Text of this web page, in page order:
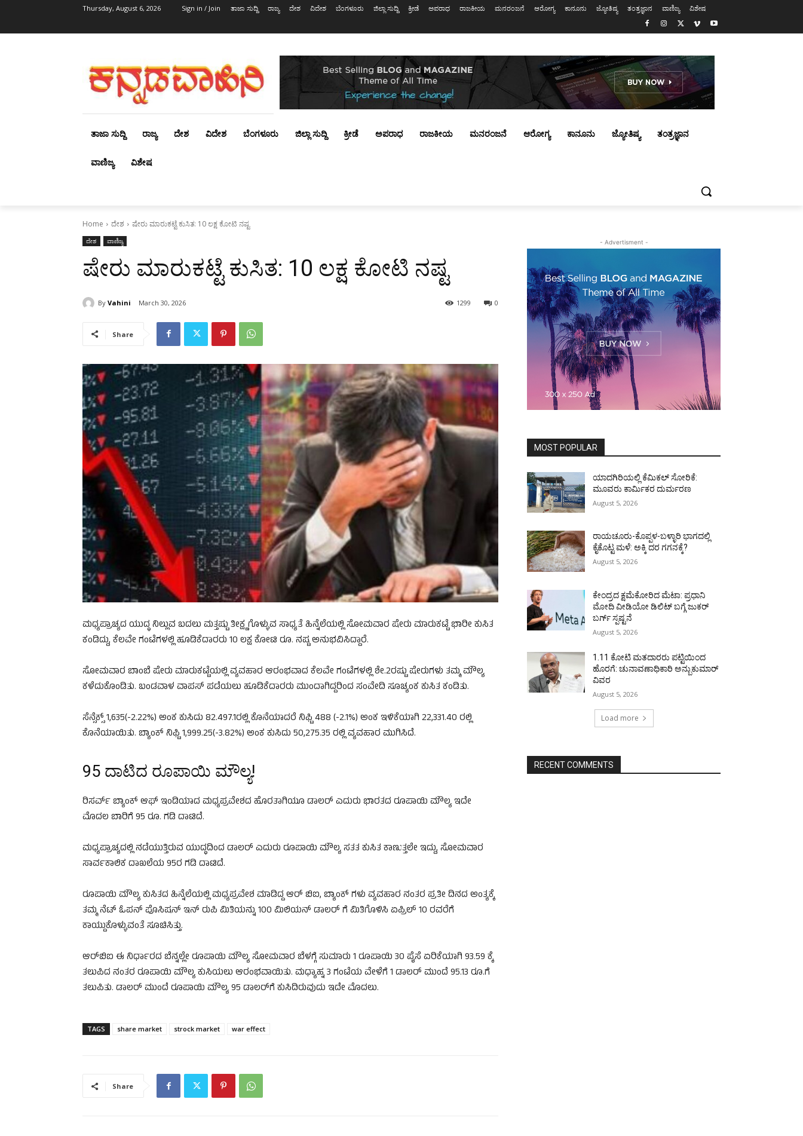
Thursday, August 6, 2026 Sign in / Join ತಾಜಾ ಸುದ್ದಿ ರಾಜ್ಯ ದೇಶ ವಿದೇಶ ಬೆಂಗಳೂರು ಜಿಲ್ಲಾ ಸುದ್ದಿ ಕ್ರೀಡೆ ಅಪರಾಧ ರಾಜಕೀಯ ಮನರಂಜನೆ ಆರೋಗ್ಯ ಕಾನೂನು ಜ್ಯೋತಿಷ್ಯ ತಂತ್ರಜ್ಞಾನ ವಾಣಿಜ್ಯ ವಿಶೇಷ
ತಾಜಾ ಸುದ್ದಿ ರಾಜ್ಯ ದೇಶ ವಿದೇಶ ಬೆಂಗಳೂರು ಜಿಲ್ಲಾ ಸುದ್ದಿ ಕ್ರೀಡೆ ಅಪರಾಧ ರಾಜಕೀಯ ಮನರಂಜನೆ ಆರೋಗ್ಯ ಕಾನೂನು ಜ್ಯೋತಿಷ್ಯ ತಂತ್ರಜ್ಞಾನ
ವಾಣಿಜ್ಯ ವಿಶೇಷ
Home ದೇಶ ಷೇರು ಮಾರುಕಟ್ಟೆ ಕುಸಿತ: 10 ಲಕ್ಷ ಕೋಟಿ ನಷ್ಟ
ದೇಶ ವಾಣಿಜ್ಯ
ಷೇರು ಮಾರುಕಟ್ಟೆ ಕುಸಿತ: 10 ಲಕ್ಷ ಕೋಟಿ ನಷ್ಟ
By Vahini March 30, 2026 0
1299
Share
ಮಧ್ಯಪ್ರಾಚ್ಯದ ಯುದ್ಧ ನಿಲ್ಲುವ ಬದಲು ಮತ್ತಷ್ಟು ತೀಕ್ಷ್ಣಗೊಳ್ಳುವ ಸಾಧ್ಯತೆ ಹಿನ್ನೆಲೆಯಲ್ಲಿ ಸೋಮವಾರ ಷೇರು ಮಾರುಕಟ್ಟೆ ಭಾರೀ ಕುಸಿತ
ಕಂಡಿದ್ದು, ಕೆಲವೇ ಗಂಟೆಗಳಲ್ಲಿ ಹೂಡಿಕೆದಾರರು 10 ಲಕ್ಷ ಕೋಟಿ ರೂ. ನಷ್ಟ ಅನುಭವಿಸಿದ್ದಾರೆ.
ಸೋಮವಾರ ಬಾಂಬೆ ಷೇರು ಮಾರುಕಟ್ಟೆಯಲ್ಲಿ ವ್ಯವಹಾರ ಆರಂಭವಾದ ಕೆಲವೇ ಗಂಟೆಗಳಲ್ಲಿ ಶೇ.2ರಷ್ಟು ಷೇರುಗಳು ತಮ್ಮ ಮೌಲ್ಯ
ಕಳೆದುಕೊಂಡಿತು. ಬಂಡವಾಳ ವಾಪಸ್ ಪಡೆಯಲು ಹೂಡಿಕೆದಾರರು ಮುಂದಾಗಿದ್ದರಿಂದ ಸಂವೇದಿ ಸೂಚ್ಯಂಕ ಕುಸಿತ ಕಂಡಿತು.
ಸೆನ್ಸೆಕ್ಸ್‌ 1,635(-2.22%) ಅಂಕ ಕುಸಿದು 82.497.1ರಲ್ಲಿ ಕೊನೆಯಾದರೆ ನಿಫ್ಟಿ 488 (-2.1%) ಅಂಕ ಇಳಿಕೆಯಾಗಿ 22,331.40 ರಲ್ಲಿ
ಕೊನೆಯಾಯಿತು. ಬ್ಯಾಂಕ್‌ ನಿಫ್ಟಿ 1,999.25(-3.82%) ಅಂಕ ಕುಸಿದು 50,275.35 ರಲ್ಲಿ ವ್ಯವಹಾರ ಮುಗಿಸಿದೆ.
95 ದಾಟಿದ ರೂಪಾಯಿ ಮೌಲ್ಯ!
ರಿಸರ್ವ್ ಬ್ಯಾಂಕ್ ಆಫ್ ಇಂಡಿಯಾದ ಮಧ್ಯಪ್ರವೇಶದ ಹೊರತಾಗಿಯೂ ಡಾಲರ್ ಎದುರು ಭಾರತದ ರೂಪಾಯಿ ಮೌಲ್ಯ ಇದೇ
ಮೊದಲ ಬಾರಿಗೆ 95 ರೂ. ಗಡಿ ದಾಟಿದೆ.
ಮಧ್ಯಪ್ರಾಚ್ಯದಲ್ಲಿ ನಡೆಯುತ್ತಿರುವ ಯುದ್ಧದಿಂದ ಡಾಲರ್‌ ಎದುರು ರೂಪಾಯಿ ಮೌಲ್ಯ ಸತತ ಕುಸಿತ ಕಾಣುತ್ತಲೇ ಇದ್ದು, ಸೋಮವಾರ
ಸಾರ್ವಕಾಲಿಕ ದಾಖಲೆಯ 95ರ ಗಡಿ ದಾಟಿದೆ.
ರೂಪಾಯಿ ಮೌಲ್ಯ ಕುಸಿತದ ಹಿನ್ನೆಲೆಯಲ್ಲಿ ಮಧ್ಯಪ್ರವೇಶ ಮಾಡಿದ್ದ ಆರ್ ಬಿಐ, ಬ್ಯಾಂಕ್ ಗಳು ವ್ಯವಹಾರ ನಂತರ ಪ್ರತೀ ದಿನದ ಅಂತ್ಯಕ್ಕೆ
ತಮ್ಮ ನೆಟ್ ಓಪನ್ ಪೊಸಿಷನ್ ಇನ್ ರುಪಿ ಮಿತಿಯನ್ನು 100 ಮಿಲಿಯನ್ ಡಾಲರ್‌ ಗೆ ಮಿತಿಗೊಳಿಸಿ ಏಪ್ರಿಲ್ 10 ರವರೆಗೆ
ಕಾಯ್ದುಕೊಳ್ಳುವಂತೆ ಸೂಚಿಸಿತ್ತು.
ಆರ್‌ಬಿಐ ಈ ನಿರ್ಧಾರದ ಬೆನ್ನಲ್ಲೇ ರೂಪಾಯಿ ಮೌಲ್ಯ ಸೋಮವಾರ ಬೆಳಗ್ಗೆ ಸುಮಾರು 1 ರೂಪಾಯಿ 30 ಪೈಸೆ ಏರಿಕೆಯಾಗಿ 93.59 ಕ್ಕೆ
ತಲುಪಿದ ನಂತರ ರೂಪಾಯಿ ಮೌಲ್ಯ ಕುಸಿಯಲು ಆರಂಭವಾಯಿತು. ಮಧ್ಯಾಹ್ನ 3 ಗಂಟೆಯ ವೇಳೆಗೆ 1 ಡಾಲರ್‌ ಮುಂದೆ 95.13 ರೂ.ಗೆ
ತಲುಪಿತು. ಡಾಲರ್‌ ಮುಂದೆ ರೂಪಾಯಿ ಮೌಲ್ಯ 95 ಡಾಲರ್‌ಗೆ ಕುಸಿದಿರುವುದು ಇದೇ ಮೊದಲು.
TAGS share market strock market war effect
Share
- Advertisment -
MOST POPULAR
ಯಾದಗಿರಿಯಲ್ಲಿ ಕೆಮಿಕಲ್ ಸೋರಿಕೆ:
ಮೂವರು ಕಾರ್ಮಿಕರ ದುರ್ಮರಣ
August 5, 2026
ರಾಯಚೂರು-ಕೊಪ್ಪಳ-ಬಳ್ಳಾರಿ ಭಾಗದಲ್ಲಿ
ಕೈಕೊಟ್ಟ ಮಳೆ: ಅಕ್ಕಿ ದರ ಗಗನಕ್ಕೆ?
August 5, 2026
ಕೇಂದ್ರದ ಕ್ಷಮೆಕೋರಿದ ಮೆಟಾ: ಪ್ರಧಾನಿ
ಮೋದಿ ವೀಡಿಯೋ ಡಿಲಿಟ್ ಬಗ್ಗೆ ಜುಕರ್
ಬರ್ಗ್ ಸ್ಪಷ್ಟನೆ
August 5, 2026
1.11 ಕೋಟಿ ಮತದಾರರು ಪಟ್ಟಿಯಿಂದ
ಹೊರಗೆ: ಚುನಾವಣಾಧಿಕಾರಿ ಅನ್ಬುಕುಮಾರ್
ವಿವರ
August 5, 2026
Load more
RECENT COMMENTS